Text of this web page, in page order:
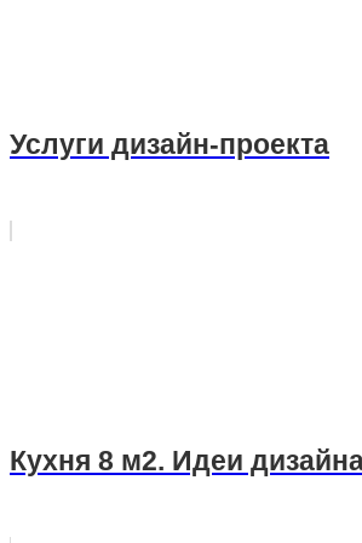
Услуги дизайн-проекта
Кухня 8 м2. Идеи